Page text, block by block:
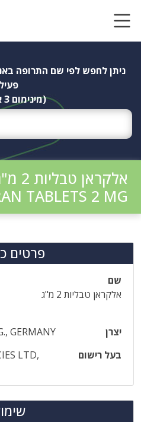
ניתן לחפש לפי שם התרופה
פעיל
(מינימום 3 אותיות)
אלקראן טבליות 2 מ"ג
TABLETS 2 MG
פרטים
שם
אלקראן טבליות 2 מ"ג
יצרן
GERMANY
בעל רישום
LTD,